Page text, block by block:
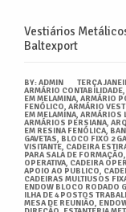
Vestiários
Baltexport
BY:ADMIN TERÇA
ARMÁRIO CONTABILIDADE,
EM MELAMINA, ARMÁRIO
FENÓLICO, ARMÁRIO
EM MELAMINA, ARMÁRIOS
ARMÁRIOS PERSIANA,
EM RESINA FENÓLICA,
GAVETAS, BLOCO FIXO 2
VISITANTE, CADEIRA
PARA SALA DE FORMAÇÃO,
OPERATIVA, CADEIRA
APOIO AO PUBLICO,
CADEIRAS MULTIUSOS
ENDOW BLOCO RODADO
ILHA DE 4 POSTOS
MESA DE REUNIÃO,